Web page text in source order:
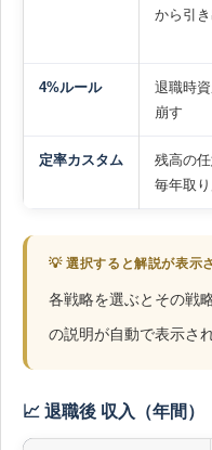
から引
4%ルール
退職時
崩す
定率カスタム
残高の
毎年取
💡 選択すると解説が表示
各戦略を選ぶとその戦
の説明が自動で表示さ
📈 退職後 収入（年間）